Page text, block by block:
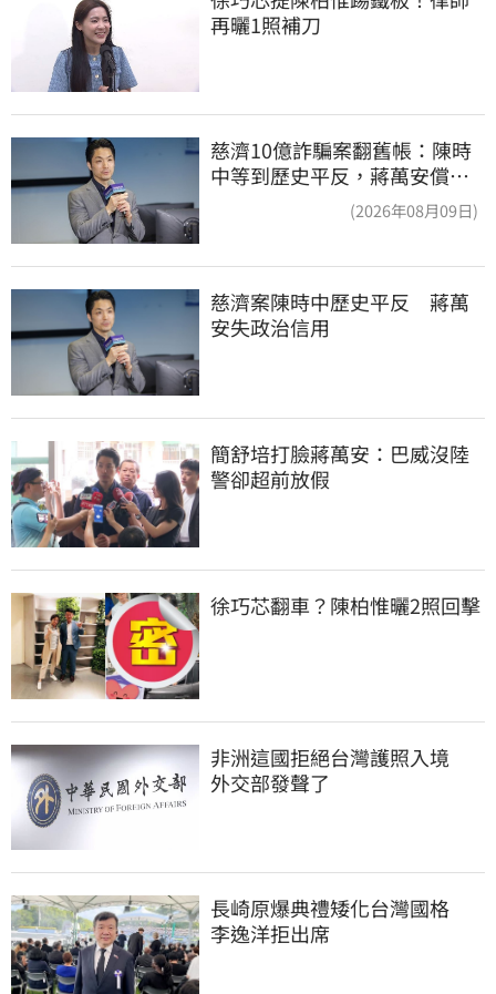
再曬1照補刀
慈濟10億詐騙案翻舊帳：陳時
中等到歷史平反，蔣萬安償還
(2026年08月09日)
慈濟案陳時中歷史平反　蔣萬
安失政治信用
簡舒培打臉蔣萬安：巴威沒陸
警卻超前放假
徐巧芯翻車？陳柏惟曬2照回擊
非洲這國拒絕台灣護照入境
外交部發聲了
長崎原爆典禮矮化台灣國格
李逸洋拒出席